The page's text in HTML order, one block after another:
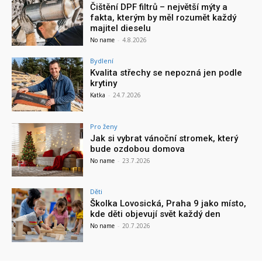
Čištění DPF filtrů – největší mýty a
fakta, kterým by měl rozumět každý
majitel dieselu
No name - 4.8.2026
Bydlení
Kvalita střechy se nepozná jen podle
krytiny
Katka - 24.7.2026
Pro ženy
Jak si vybrat vánoční stromek, který
bude ozdobou domova
No name - 23.7.2026
Děti
Školka Lovosická, Praha 9 jako místo,
kde děti objevují svět každý den
No name - 20.7.2026